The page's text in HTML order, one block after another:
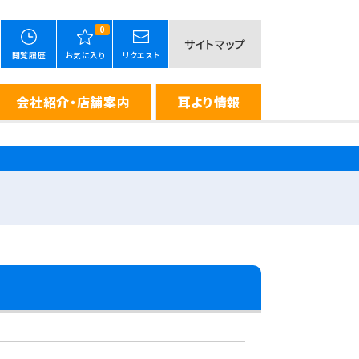
閲覧履歴
0
お気に入り リクエスト
サイトマップ
会社紹介・店舗案内 耳より情報